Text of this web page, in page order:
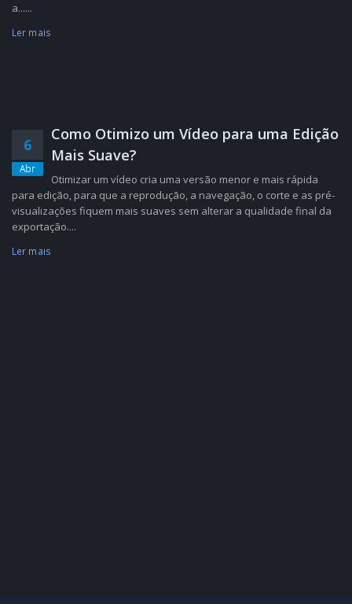
a......
Ler mais
6
Abr
Como Otimizo um Vídeo para uma Edição
Mais Suave?
Otimizar um vídeo cria uma versão menor e mais rápida
para edição, para que a reprodução, a navegação, o corte e as pré-
visualizações fiquem mais suaves sem alterar a qualidade final da
exportação....
Ler mais